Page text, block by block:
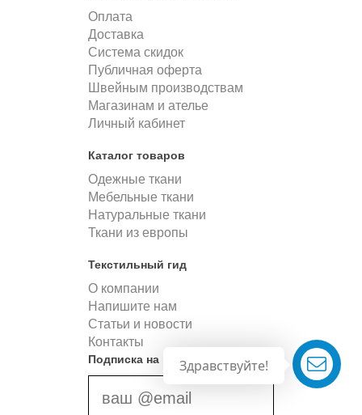
Здравствуйте!
Оплата
Доставка
Система скидок
Публичная оферта
Швейным производствам
Магазинам и ателье
Личный кабинет
Каталог товаров
Одежные ткани
Мебельные ткани
Натуральные ткани
Ткани из европы
Текстильный гид
О компании
Напишите нам
Статьи и новости
Контакты
Подписка на новости